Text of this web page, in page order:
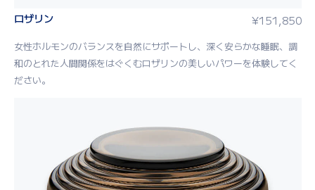
ロザリン ¥151,850
女性ホルモンのバランスを自然にサポートし、深く安らかな睡眠、調
和のとれた人間関係をはぐくむロザリンの美しいパワーを体験してく
ださい。